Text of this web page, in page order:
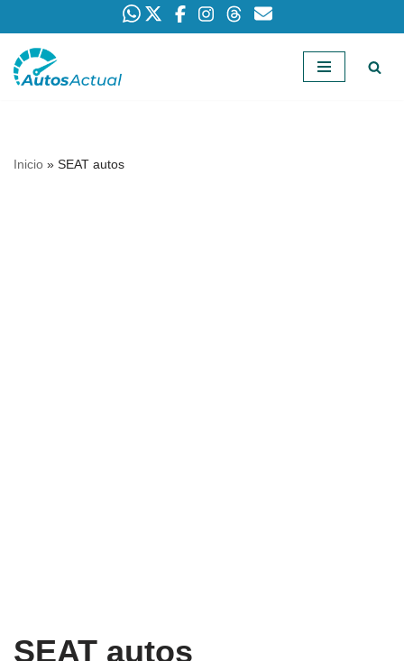
Saltar
Inicio » SEAT autos
SEAT autos